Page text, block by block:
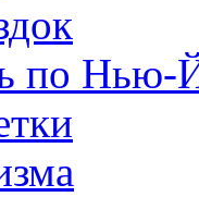
по Нью-